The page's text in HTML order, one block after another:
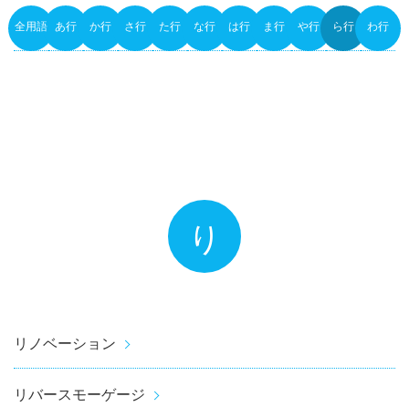
に
移Primary
全用語 あ行 か行 さ行 た行 な行 は行 ま行 や行 ら行 わ行
り
リノベーション
リバースモーゲージ